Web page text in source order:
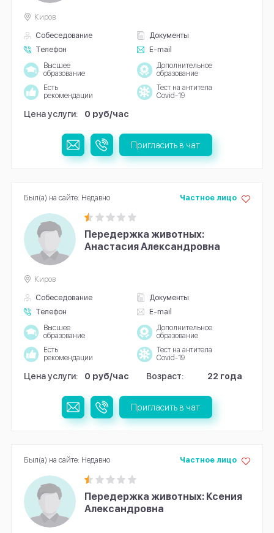
Собеседование
Документы
Телефон
E-mail
Киров
Высшее
образование
Дополнительное
образование
Есть
рекомендации
Тест на антитела
Covid-19
Цена услуги: 0 руб/час
Пригласить в чат
Передержка животных:
Анастасия Александровна
Собеседование
Документы
Телефон
E-mail
Частное лицо
Киров
Высшее
образование
Дополнительное
образование
Есть
рекомендации
Тест на антитела
Covid-19
Цена услуги: 0 руб/час Возраст: 22 года
Был(а) на сайте: Недавно
Пригласить в чат
Передержка животных: Ксения
Александровна
Частное лицо
Был(а) на сайте: Недавно